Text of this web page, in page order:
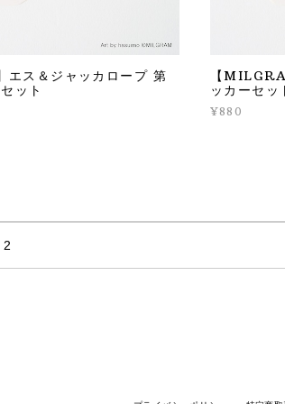
エス＆ジャッカロープ 第
ット
【
ッカーセッ
¥880
2